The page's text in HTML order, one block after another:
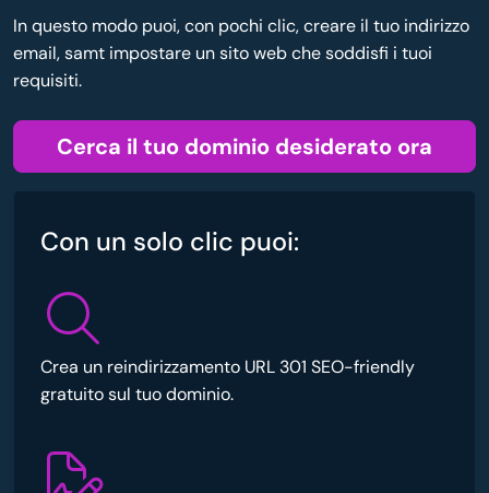
In questo modo puoi, con pochi clic, creare il tuo indirizzo
email, samt impostare un sito web che soddisfi i tuoi
requisiti.
Cerca il tuo dominio desiderato ora
Con un solo clic puoi:
Crea un reindirizzamento URL 301 SEO-friendly
gratuito sul tuo dominio.